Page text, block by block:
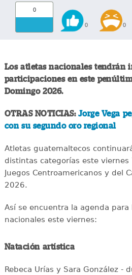
0
0 0
Los atletas nacionales tendrán
participaciones en este
Domingo 2026.
OTRAS NOTICIAS: Jorge Vega
con su segundo oro regional
Atletas guatemaltecos
distintas categorías este viernes
Juegos Centroamericanos y del
2026.
Así se encuentra la agenda para
nacionales este viernes:
Natación artística
Rebeca Urías y Sara González -